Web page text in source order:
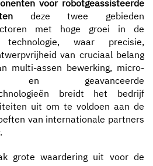
voor robotgeassisteerde
deze twee gebieden
met hoge groei in de
technologie, waar precisie,
van cruciaal belang
multi-assen bewerking, micro-
en geavanceerde
breidt het bedrijf
uit om te voldoen aan de
van internationale partners
grote waardering uit voor de